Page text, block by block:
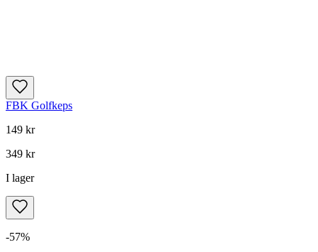
FBK Golfkeps
149 kr
349 kr
I lager
-57%